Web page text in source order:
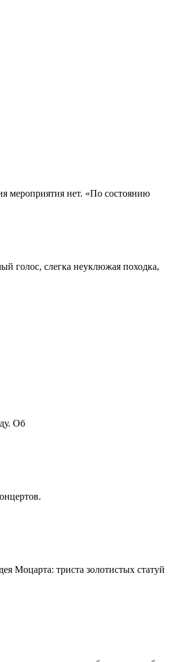
мероприятия нет. «По состоянию
голос, слегка неуклюжая походка,
Об
Моцарта: триста золотистых статуй